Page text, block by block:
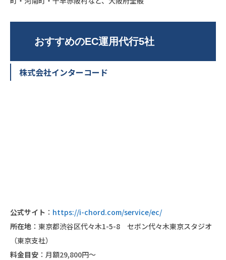
おすすめのEC運用代行5社
株式会社インターコード
公式サイト ： https://i-chord.com/service/ec/
所在地 ：東京都渋谷区代々木1-5-8 セボン代々木東京スタジオ
（東京支社）
料金目安 ：月額29,800円〜